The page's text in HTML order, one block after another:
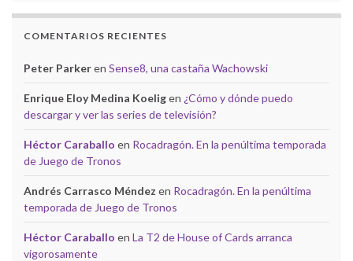
COMENTARIOS RECIENTES
Peter Parkeren Sense8, una castaña Wachowski
Enrique Eloy Medina Koeligen ¿Cómo y dónde puedo
descargar y ver las series de televisión?
Héctor Caraballo en Rocadragón. En la penúltima temporada
de Juego de Tronos
Andrés Carrasco Méndez en Rocadragón. En la penúltima
temporada de Juego de Tronos
Héctor Caraballo en La T2 de House of Cards arranca
vigorosamente